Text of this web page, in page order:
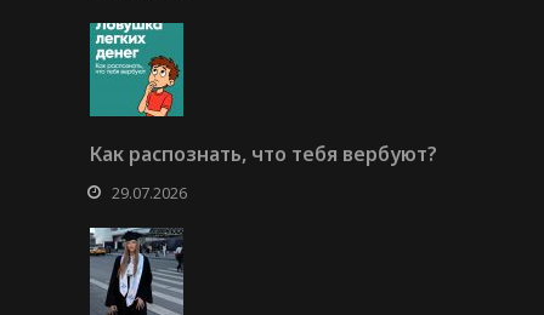
Как распознать, что тебя вербуют?
29.07.2026